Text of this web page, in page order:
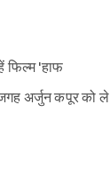
फिल्म 'हाफ
जगह अर्जुन कपूर को ले